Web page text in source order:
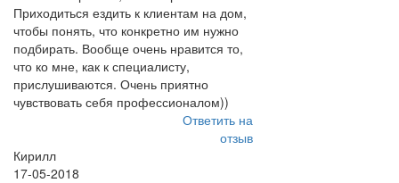
Приходиться ездить к клиентам на дом,
чтобы понять, что конкретно им нужно
подбирать. Вообще очень нравится то,
что ко мне, как к специалисту,
прислушиваются. Очень приятно
чувствовать себя профессионалом))
Ответить на
отзыв
Кирилл
17-05-2018